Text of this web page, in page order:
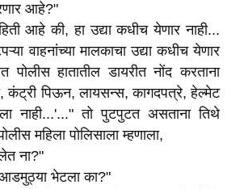
आहे?"
आहे की, हा उद्या कधीच येणार नाही...
वाहनांच्या मालकाचा उद्या कधीच येणार
पोलीस हातातील डायरीत नोंद करताना
कंट्री पिऊन, लायसन्स, कागदपत्रे, हेल्मेट
नाही...'..." तो पुटपुटत असताना तिथे
महिला पोलिसाला म्हणाला,
ना?"
भेटला का?"